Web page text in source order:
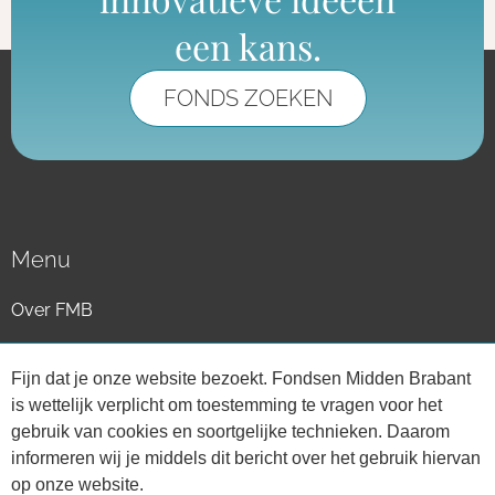
Fijn dat je onze website bezoekt. Fondsen Midden Brabant
is wettelijk verplicht om toestemming te vragen voor het
gebruik van cookies en soortgelijke technieken. Daarom
informeren wij je middels dit bericht over het gebruik hiervan
op onze website.
geldt voor maximaal 1 jaar.
10. Een project kan slechts 1 maal in
aanmerking komen voor een financiële
bijdrage. Herhalingen van het project
StEM onder de aandacht
gebracht.Tevens is StEM gerechtigd om
het gesponsorde project voor eigen
12. De aanvrager brengt een verslag uit
over de opzet en uitvoering van het
project. Deze verantwoording, waarin de
gegeven bedragen zijn opgenomen,
ontvangen wij graag binnen 3 maanden
een kans.
FONDS ZOEKEN
Menu
Over FMB
Als Fonds aansluiten
Zoek mijn fonds
Contactpersoon